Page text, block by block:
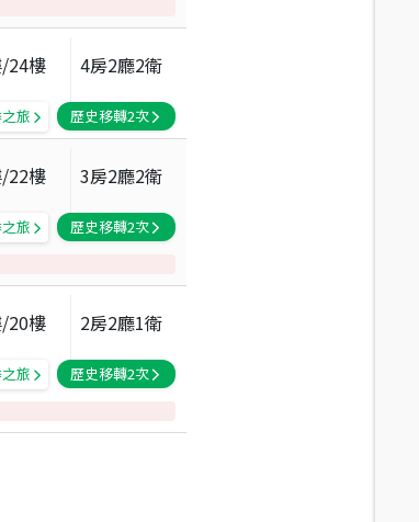
24樓 4房2廳2衛
旅 歷史移轉2次
22樓 3房2廳2衛
旅 歷史移轉2次
20樓 2房2廳1衛
旅 歷史移轉2次